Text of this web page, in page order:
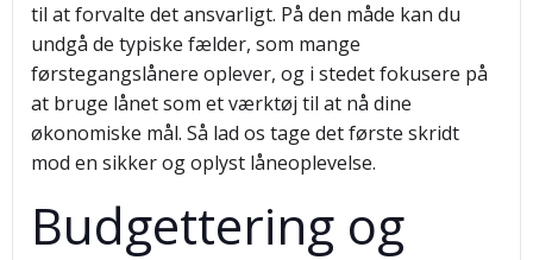
til at forvalte det ansvarligt. På den måde kan du
undgå de typiske fælder, som mange
førstegangslånere oplever, og i stedet fokusere på
at bruge lånet som et værktøj til at nå dine
økonomiske mål. Så lad os tage det første skridt
mod en sikker og oplyst låneoplevelse.
Budgettering og